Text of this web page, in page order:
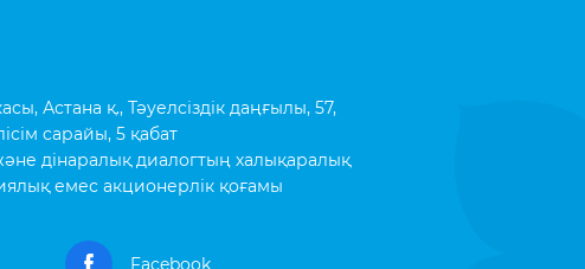
Астана қ., Тәуелсіздік даңғылы, 57,
сарайы, 5 қабат
дінаралық диалогтың халықаралық
емес акционерлік қоғамы
Facebook